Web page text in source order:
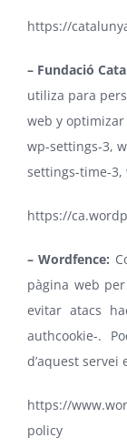
https://
– Fundació
utiliza para
web y
wp-settings-3,
settings-time-3,
https://
– Wordfence:
pàgina web
evitar atacs
authcookie-.
d’aquest servei
https://
policy